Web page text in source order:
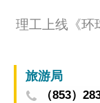
理工上线《环
旅游局
（853）